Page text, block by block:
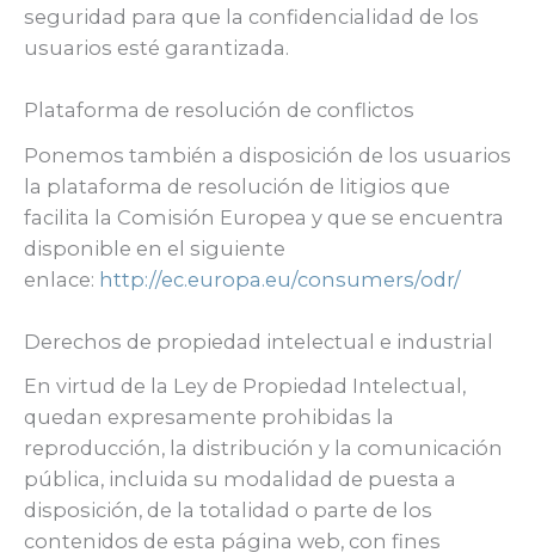
seguridad para que la confidencialidad de los
usuarios esté garantizada.
Plataforma de resolución de conflictos
Ponemos también a disposición de los usuarios
la plataforma de resolución de litigios que
facilita la Comisión Europea y que se encuentra
disponible en el siguiente
enlace: http://ec.europa.eu/consumers/odr/
Derechos de propiedad intelectual e industrial
En virtud de la Ley de Propiedad Intelectual,
quedan expresamente prohibidas la
reproducción, la distribución y la comunicación
pública, incluida su modalidad de puesta a
disposición, de la totalidad o parte de los
contenidos de esta página web, con fines